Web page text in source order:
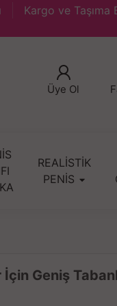
Kargo ve Taşıma
Üye Ol
REALİSTİK
PENİS
Geniş